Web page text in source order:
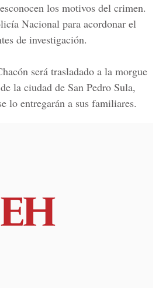
los motivos del crimen.
Nacional para acordonar el
de investigación.
será trasladado a la morgue
la ciudad de San Pedro Sula,
lo entregarán a sus familiares.